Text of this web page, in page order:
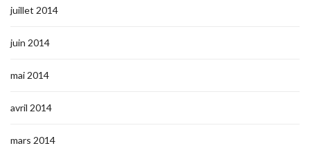
juillet 2014
juin 2014
mai 2014
avril 2014
mars 2014